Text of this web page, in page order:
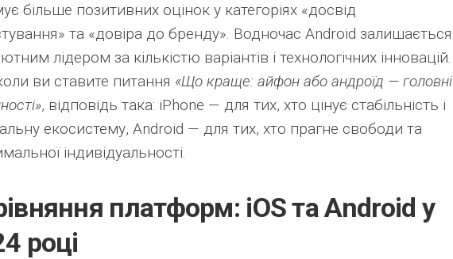
більше позитивних оцінок у категоріях «досвід
та «довіра до бренду». Водночас Android залишається
лідером за кількістю варіантів і технологічних інновацій.
ви ставите питання «Що краще: айфон або андроїд — головні
, відповідь така: iPhone — для тих, хто цінує стабільність і
екосистему, Android — для тих, хто прагне свободи та
індивідуальності.
платформ: iOS та Android у
році